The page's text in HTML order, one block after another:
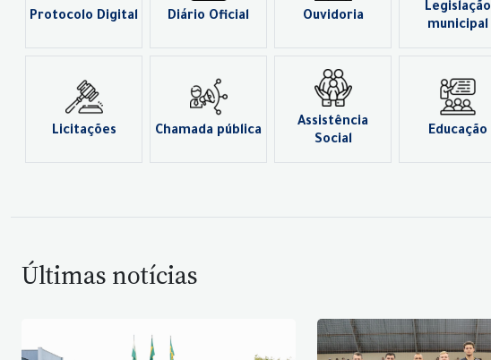
Protocolo Digital Diário Oficial Ouvidoria
Legislação
municipal
Licitações Chamada pública
Assistência
Social
Educação
Últimas notícias